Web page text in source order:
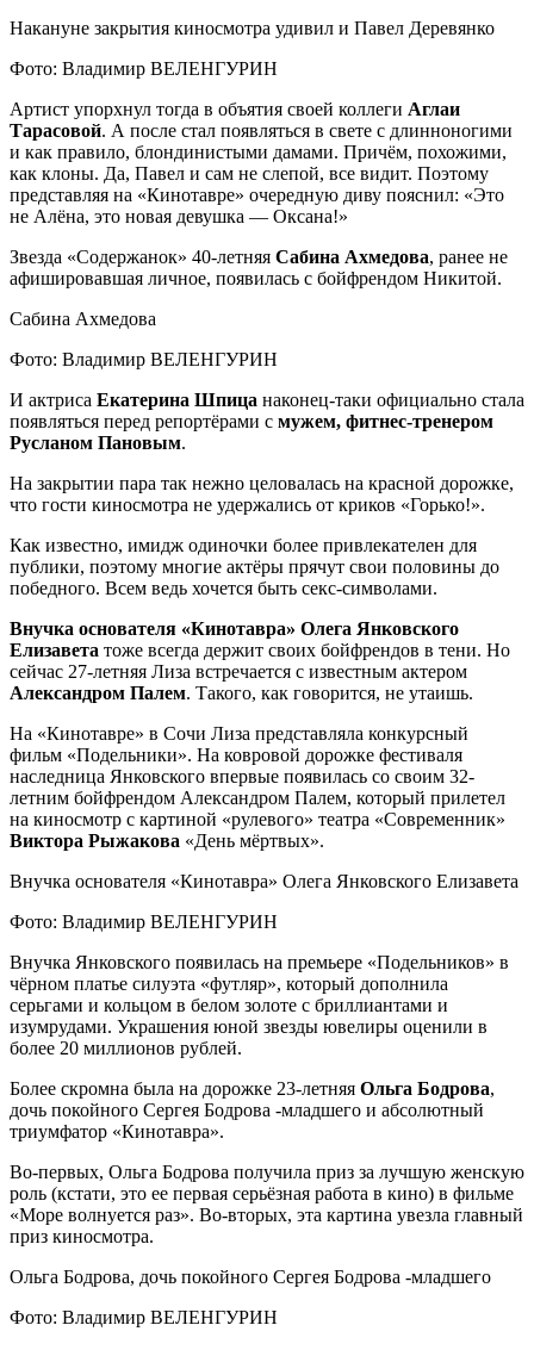
Накануне закрытия киносмотра удивил и Павел Деревянко
Фото: Владимир ВЕЛЕНГУРИН
Артист упорхнул тогда в объятия своей коллеги Аглаи
Тарасовой. А после стал появляться в свете с длинноногими
и как правило, блондинистыми дамами. Причём, похожими,
как клоны. Да, Павел и сам не слепой, все видит. Поэтому
представляя на «Кинотавре» очередную диву пояснил: «Это
не Алёна, это новая девушка — Оксана!»
Звезда «Содержанок» 40-летняя Сабина Ахмедова, ранее не
афишировавшая личное, появилась с бойфрендом Никитой.
Сабина Ахмедова
Фото: Владимир ВЕЛЕНГУРИН
И актриса Екатерина Шпица наконец-таки официально стала
появляться перед репортёрами с мужем, фитнес-тренером
Русланом Пановым.
На закрытии пара так нежно целовалась на красной дорожке,
что гости киносмотра не удержались от криков «Горько!».
Как известно, имидж одиночки более привлекателен для
публики, поэтому многие актёры прячут свои половины до
победного. Всем ведь хочется быть секс-символами.
Внучка основателя «Кинотавра» Олега Янковского
Елизавета тоже всегда держит своих бойфрендов в тени. Но
сейчас 27-летняя Лиза встречается с известным актером
Александром Палем. Такого, как говорится, не утаишь.
На «Кинотавре» в Сочи Лиза представляла конкурсный
фильм «Подельники». На ковровой дорожке фестиваля
наследница Янковского впервые появилась со своим 32-
летним бойфрендом Александром Палем, который прилетел
на киносмотр с картиной «рулевого» театра «Современник»
Виктора Рыжакова «День мёртвых».
Внучка основателя «Кинотавра» Олега Янковского Елизавета
Фото: Владимир ВЕЛЕНГУРИН
Внучка Янковского появилась на премьере «Подельников» в
чёрном платье силуэта «футляр», который дополнила
серьгами и кольцом в белом золоте с бриллиантами и
изумрудами. Украшения юной звезды ювелиры оценили в
более 20 миллионов рублей.
Более скромна была на дорожке 23-летняя Ольга Бодрова,
дочь покойного Сергея Бодрова -младшего и абсолютный
триумфатор «Кинотавра».
Во-первых, Ольга Бодрова получила приз за лучшую женскую
роль (кстати, это ее первая серьёзная работа в кино) в фильме
«Море волнуется раз». Во-вторых, эта картина увезла главный
приз киносмотра.
Ольга Бодрова, дочь покойного Сергея Бодрова -младшего
Фото: Владимир ВЕЛЕНГУРИН